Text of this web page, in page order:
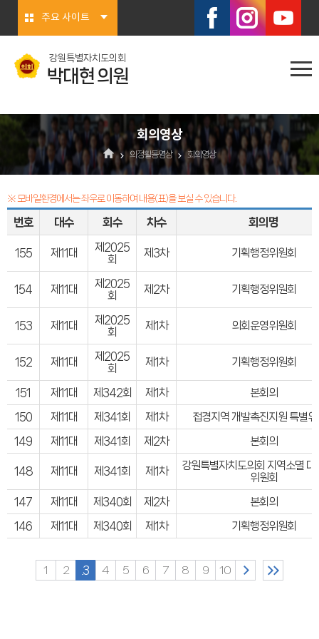
주요 사이트
강원특별자치도의회
박대현 의원
회의영상
의정활동영상 회의영상
※ 모바일환경에서는 좌우로 이동하여 내용(표)을 보실 수 있습니다.
번호 대수 회수 차수 회의명
155 제11대
제2025
회
제3차 기획행정위원회
154 제11대
제2025
회
제2차 기획행정위원회
153 제11대
제2025
회
제1차 의회운영위원회
152 제11대
제2025
회
제1차 기획행정위원회
151 제11대 제342회 제1차
본회의
150
제11대 제341회 제1차
접경지역 개발촉진지원 특별위
149
제11대 제341회 제2차 본회의
148 제11대 제341회 제1차
강원특별자치도의회 지역소멸 대
위원회
147
제11대 제340회 제2차
본회의
146
제11대 제340회 제1차 기획행정위원회
1 2 3 4 5 6 7 8 9 10